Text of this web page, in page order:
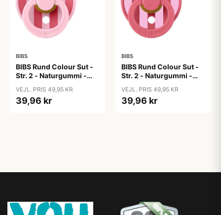
BIBS
BIBS Rund Colour Sut -
Str. 2 - Naturgummi -
Pink/Coral
VEJL. PRIS 49,95 KR
39,96 kr
BIBS
BIBS Rund Colour Sut -
Str. 2 - Naturgummi -
Coral/Baby Pink
VEJL. PRIS 49,95 KR
39,96 kr